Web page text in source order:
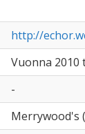
http://
Vuonna 2010
-
Merrywood's